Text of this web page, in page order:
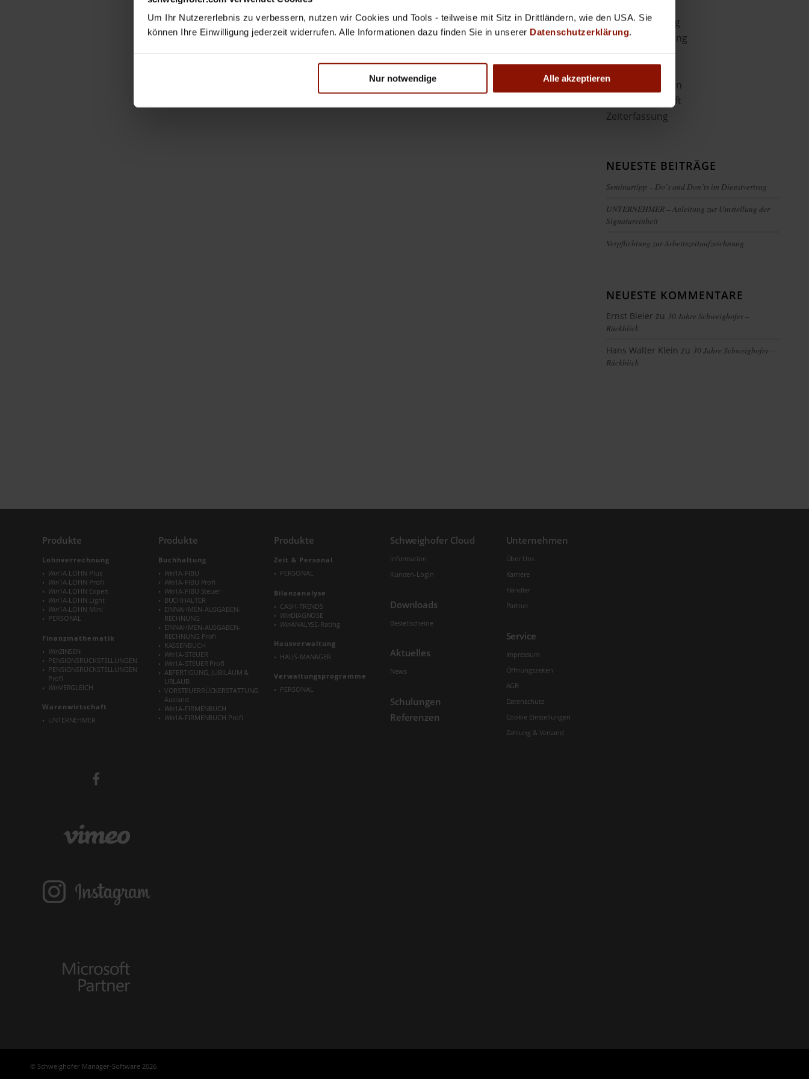
Um Ihr Nutzererlebnis zu verbessern, nutzen wir Cookies und Tools - teilweise mit Sitz in Drittländern, wie den USA. Sie
können Ihre Einwilligung jederzeit widerrufen. Alle Informationen dazu finden Sie in unserer Datenschutzerklärung.
Nur notwendige Alle akzeptieren
Hausverwaltung
Lohnverrechnung
News
Uncategorized
Veranstaltungen
Warenwirtschaft
Zeiterfassung
NEUESTE BEITRÄGE
Seminartipp – Do’s and Don’ts im Dienstvertrag
UNTERNEHMER – Anleitung zur Umstellung der
Signatureinheit
Verpflichtung zur Arbeitszeitaufzeichnung
NEUESTE KOMMENTARE
Ernst Bleier zu 30 Jahre Schweighofer –
Rückblick
Hans Walter Klein zu 30 Jahre Schweighofer –
Rückblick
Produkte
Lohnverrechnung
Win1A-LOHN Plus
Win1A-LOHN Profi
Win1A-LOHN Expert
Win1A-LOHN Light
Win1A-LOHN Mini
PERSONAL
Finanzmathematik
WinZINSEN
PENSIONSRÜCKSTELLUNGEN
PENSIONSRÜCKSTELLUNGEN
Profi
WinVERGLEICH
Warenwirtschaft
UNTERNEHMER
Produkte
Buchhaltung
Win1A-FIBU
Win1A-FIBU Profi
Win1A-FIBU Steuer
BUCHHALTER
EINNAHMEN-AUSGABEN-
RECHNUNG
EINNAHMEN-AUSGABEN-
RECHNUNG Profi
KASSENBUCH
Win1A-STEUER
Win1A-STEUER Profi
ABFERTIGUNG, JUBILÄUM &
URLAUB
VORSTEUERRÜCKERSTATTUNG
Ausland
Win1A-FIRMENBUCH
Win1A-FIRMENBUCH Profi
Produkte
Zeit & Personal
PERSONAL
Bilanzanalyse
CASH-TRENDS
WinDIAGNOSE
WinANALYSE-Rating
Hausverwaltung
HAUS-MANAGER
Verwaltungs­programme
PERSONAL
Schweighofer Cloud
Information
Kunden-LogIn
Downloads
Bestellscheine
Aktuelles
News
Schulungen
Referenzen
Unternehmen
Über Uns
Karriere
Händler
Partner
Service
Impressum
Öffnungszeiten
AGB
Datenschutz
Cookie Einstellungen
Zahlung & Versand
© Schweighofer Manager-Software 2026